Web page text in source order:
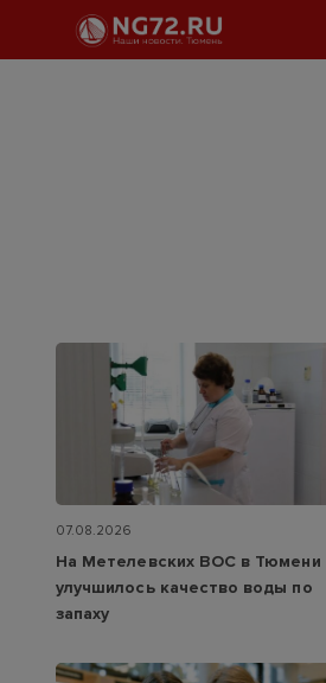
07.08.2026
На Метелевских ВОС в Тюмени
улучшилось качество воды по
запаху